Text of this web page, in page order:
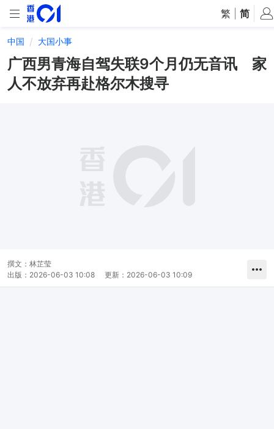
繁 简
中国 大国小事
广西男青海自驾失联9个月仍无音讯 家
人不放弃再赴格尔木搜寻
撰文： 林芷莹
出版： 2026-06-03 10:08 更新： 2026-06-03 10:09